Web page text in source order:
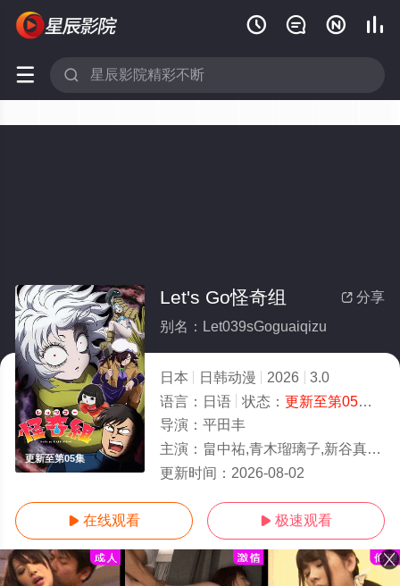
   
 
更新至第05集
 分享
Let's Go怪奇组
别名：Let039sGoguaiqizu
日本 日韩动漫 2026
3.0
语言： 日语 状态： 更新至第05集
导演： 平田丰
主演： 畠中祐,青木瑠璃子,新谷真弓,青山吉能,榊原优希,花泽香菜,千叶繁
更新时间： 2026-08-02
 在线观看  极速观看